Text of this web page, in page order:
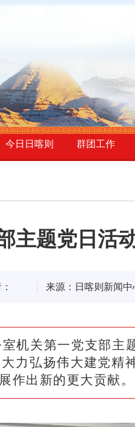
今日日喀则 群团工作
主题党日活
来源：日喀则新闻中
机关第一党支部主
力弘扬伟大建党精
作出新的更大贡献。